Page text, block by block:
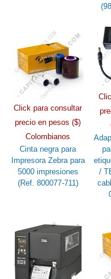
Click para consultar
precio en pesos ($)
Colombianos
Cinta negra para
Impresora Zebra para
5000 impresiones
(Ref. 800077-711)
/